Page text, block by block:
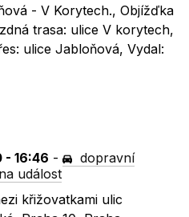
- V Korytech., Objížďka
trasa: ulice V korytech,
ulice Jabloňová, Vydal:
- 16:46 -
dopravní
událost
křižovatkami ulic